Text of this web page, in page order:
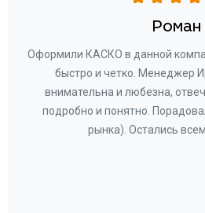
Роман
Оформили КАСКО в данной
быстро и четко. Менеджер
внимательна и любезна,
подробно и понятно.
рынка). Остались